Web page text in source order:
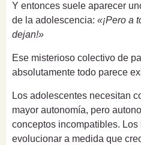
Y entonces suele aparecer
de la adolescencia: «¡Pero a
dejan!»
Ese misterioso colectivo de
absolutamente todo parece
Los adolescentes necesitan
mayor autonomía, pero
conceptos incompatibles. Los
evolucionar a medida que